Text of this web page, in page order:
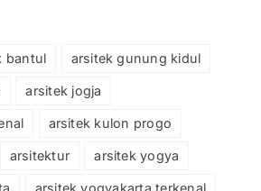
bantul arsitek gunung kidul
arsitek jogja
arsitek kulon progo
arsitektur arsitek yogya
arsitek yogyakarta terkenal